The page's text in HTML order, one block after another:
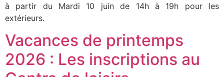
à partir du Mardi 10 juin de 14h à 19h pour les
extérieurs.
Vacances de printemps
2026 : Les inscriptions au